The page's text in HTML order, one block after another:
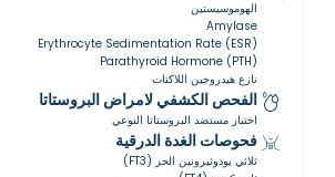
الهوموسيستين
Amylase
Erythrocyte Sedimentation Rate (ESR)
Parathyroid Hormone (PTH)
نازع هيدروجين اللاكتات
الفحص الكشفي لامراض البروستاتا
اختبار مستضد البروستاتا النوعي
فحوصات الغدة الدرقية
ثلاثي يودوثيرونين الحر (FT3)